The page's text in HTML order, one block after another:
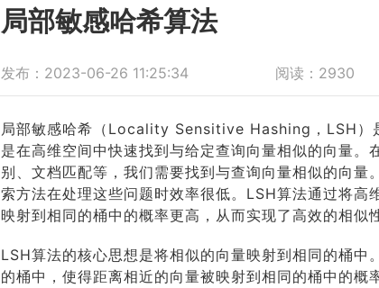
局部敏感哈希算法
发布： 2023-06-26 11:25:34 阅读： 2930
局部敏感哈希（Locality Sensitive Hashing，LSH）
是在高维空间中快速找到与给定查询向量相似的向量
别、文档匹配等，我们需要找到与查询向量相似的向
索方法在处理这些问题时效率很低。LSH算法通过将
映射到相同的桶中的概率更高，从而实现了高效的相似
LSH算法的核心思想是将相似的向量映射到相同的桶
的桶中，使得距离相近的向量被映射到相同的桶中的